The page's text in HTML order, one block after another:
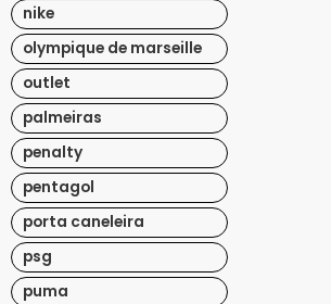
nike
olympique de marseille
outlet
palmeiras
penalty
pentagol
porta caneleira
psg
puma